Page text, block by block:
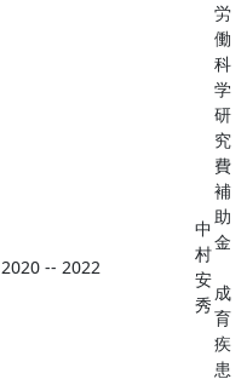
2020 -- 2022
中
村
安
秀
労
働
科
学
研
究
費
補
助
金
成
育
疾
患